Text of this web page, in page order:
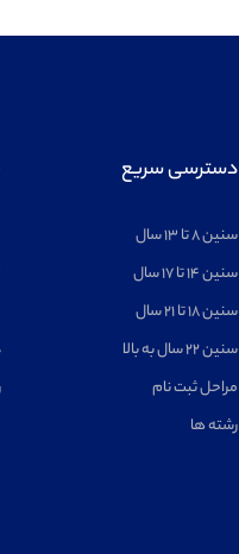
دسترسی سریع
سنین ۸ تا ۱۳ سال
سنین ۱۴ تا ۱۷ سال
سنین ۱۸ تا ۲۱ سال
سنین ۲۲ سال به بالا
مراحل ثبت نام
رشته ها